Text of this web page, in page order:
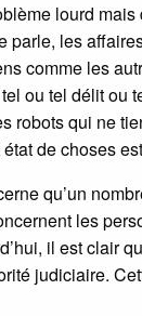
lourd
parle, les
comme les
ou tel délit
robots qui ne
de choses
qu’un
les
il est clair
judiciaire.